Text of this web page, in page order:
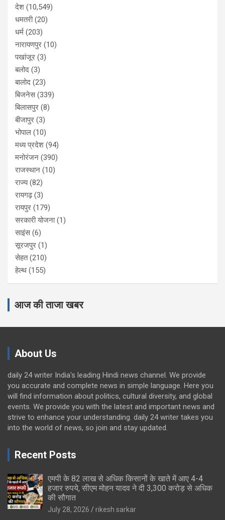
देश (10,549)
धमतरी(20)
धर्म (203)
नारायणपुर (10)
पखांजूर (3)
बलोद (3)
बालोद (23)
बिजनेस(339)
बिलासपुर (8)
बीजापुर (3)
भोपाल (10)
मध्य प्रदेश (94)
मनोरंजन (390)
राजस्थान (10)
राज्य(82)
रायगढ़(3)
रायपुर (179)
सरकारी योजना(1)
साइंस(6)
सूरजपुर (1)
सेहत(210)
हेल्थ (155)
आज की ताजा खबर
About Us
daily 24 writer India's leading Hindi news channel. We provide
you accurate and complete news in simple language. Here you
will find information about politics, cultural diversity, and global
events. We provide you with the latest and important news and
strive to enhance your understanding. daily 24 writer takes you
into the world of news, so join and stay updated.
Recent Posts
एमपी के 82 लाख से अधिक किसानों के खाते में आए 4-4
हजार रुपये, सीएम मोहन यादव ने दी 3,300 करोड़ से अधिक
की सौगात
July 28, 2026 rikesh sarkar